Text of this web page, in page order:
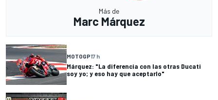
Más de
Marc Márquez
MOTOGP17 h
Márquez: "La diferencia con las otras Ducati
soy yo; y eso hay que aceptarlo"